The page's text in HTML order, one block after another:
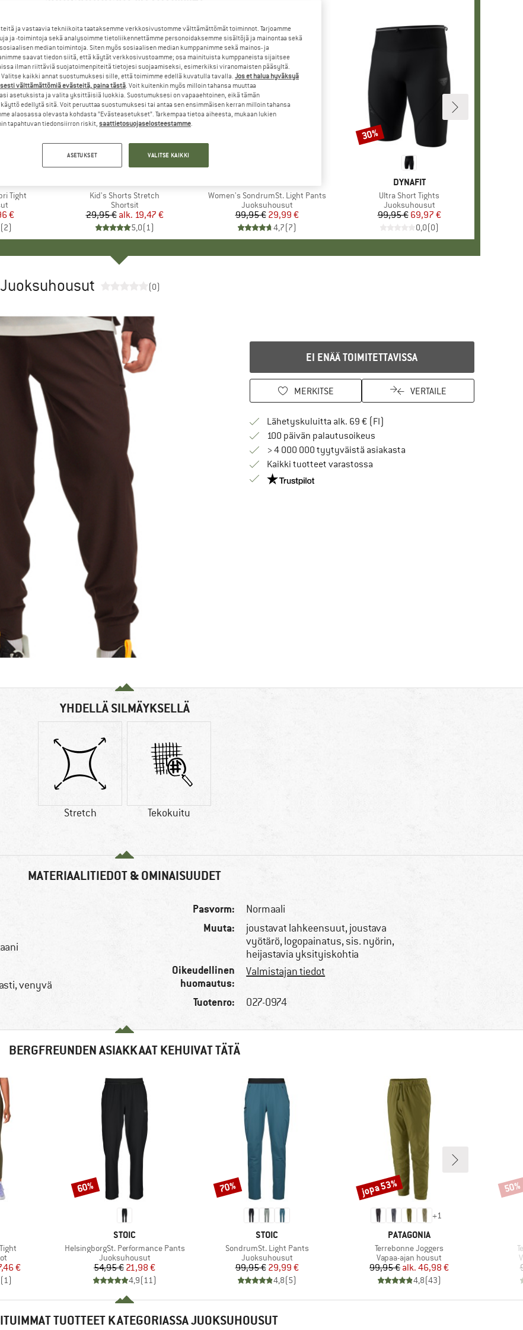
Tight
hinta
€
(2)
Tuote
Kid's Shorts Stretch
Tuoteryhmä
Shortsit
Hinta
29,95 € Alennettu hinta
alk. 19,47 €
5,0(1)
jopa 35%
Tuote
Women's SondrumSt. Light Pants
Tuoteryhmä
Juoksuhousut
Hinta
99,95 € Alennettu hinta
29,99 €
4,7(7)
MERKKI
DYNAFIT
Tuote
Ultra Short Tights
Tuoteryhmä
Juoksuhousut
Hinta
99,95 € Alennettu hinta
69,97 €
0,0(0)
Alennus
30%
(0)
EI ENÄÄ TOIMITETTAVISSA
MERKITSE VERTAILE
Lähetyskuluitta alk. 69 € (FI)
100 päivän palautusoikeusSiirry palautusoikeuteen täältä
> 4 000 000 tyytyväistä asiakasta
Kaikki tuotteet varastossa
Meillä on Trustpilot -sertifiointi - lue lisää tästä!
YHDELLÄ SILMÄYKSELLÄ
Stretch Tekokuitu
MATERIAALITIEDOT & OMINAISUUDET
venyvä
Pasvorm: Normaali
Muuta:
joustavat lahkeensuut, joustava
vyötärö, logopainatus, sis. nyörin,
heijastavia yksityiskohtia
Oikeudellinen
huomautus:
Valmistajan tiedot
Tuotenro: 027-0974
BERGFREUNDEN ASIAKKAAT KEHUIVAT TÄTÄ
hinta
€
(1)
MERKKI
STOIC
Tuote
HelsingborgSt. Performance Pants
Tuoteryhmä
Juoksuhousut
Hinta
54,95 €Alennettu hinta
21,98 €
4,9(11)
Alennus
60%
MERKKI
STOIC
Tuote
SondrumSt. Light Pants
Tuoteryhmä
Juoksuhousut
Hinta
99,95 €Alennettu hinta
29,99 €
4,8(5)
Alennus
70%
+1
MERKKI
PATAGONIA
Tuote
Terrebonne Joggers
Tuoteryhmä
Vapaa-ajan housut
Hinta
99,95 € Alennettu hinta
alk. 46,98 €
4,8(43)
Alennus
jopa 53% 50%
TUOTTEET KATEGORIASSA JUOKSUHOUSUT
ja vastaavia tekniikoita taataksemme verkkosivustomme välttämättömät toiminnot. Tarjoamme
ja -toimintoja sekä analysoimme tietoliikennettämme personoidaksemme sisältöjä ja mainontaa sekä
median toimintoja. Siten myös sosiaalisen median kumppanimme sekä mainos- ja
saavat tiedon siitä, että käytät verkkosivustoamme; osa mainituista kumppaneista sijaitsee
ilman riittäviä suojatoimenpiteitä tietojesi suojaamiseksi, esimerkiksi viranomaisten pääsyltä.
kaikki annat suostumuksesi sille, että toimimme edellä kuvatulla tavalla. Jos et halua hyväksyä
välttämättömiä evästeitä, paina tästä. Voit kuitenkin myös milloin tahansa muuttaa
asetuksista ja valita yksittäisiä luokkia. Suostumuksesi on vapaaehtoinen, eikä tämän
edellytä sitä. Voit peruuttaa suostumuksesi tai antaa sen ensimmäisen kerran milloin tahansa
alaosassa olevasta kohdasta ”Evästeasetukset”. Tarkempaa tietoa aiheesta, mukaan lukien
tapahtuvan tiedonsiirron riskit, saattietosuojaselosteestamme.
ASETUKSET VALITSE KAIKKI